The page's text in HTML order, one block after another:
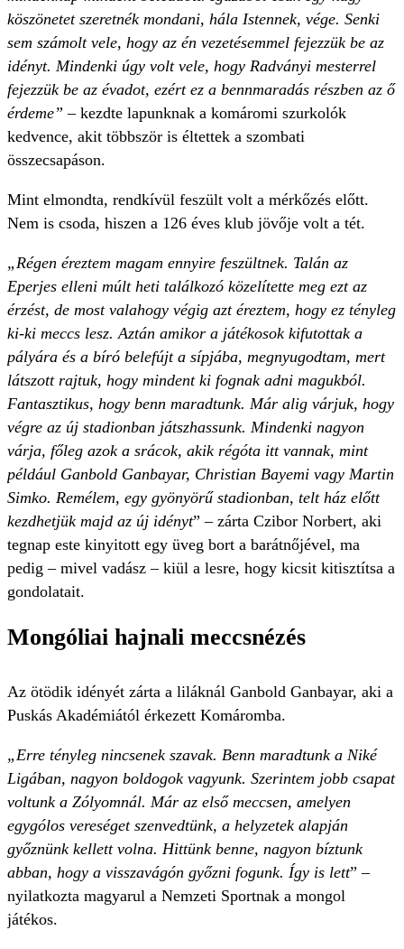
köszönetet szeretnék mondani, hála Istennek, vége. Senki
sem számolt vele, hogy az én vezetésemmel fejezzük be az
idényt. Mindenki úgy volt vele, hogy Radványi mesterrel
fejezzük be az évadot, ezért ez a bennmaradás részben az ő
érdeme” – kezdte lapunknak a komáromi szurkolók
kedvence, akit többször is éltettek a szombati
összecsapáson.
Mint elmondta, rendkívül feszült volt a mérkőzés előtt.
Nem is csoda, hiszen a 126 éves klub jövője volt a tét.
„Régen éreztem magam ennyire feszültnek. Talán az
Eperjes elleni múlt heti találkozó közelítette meg ezt az
érzést, de most valahogy végig azt éreztem, hogy ez tényleg
ki-ki meccs lesz. Aztán amikor a játékosok kifutottak a
pályára és a bíró belefújt a sípjába, megnyugodtam, mert
látszott rajtuk, hogy mindent ki fognak adni magukból.
Fantasztikus, hogy benn maradtunk. Már alig várjuk, hogy
végre az új stadionban játszhassunk. Mindenki nagyon
várja, főleg azok a srácok, akik régóta itt vannak, mint
például Ganbold Ganbayar, Christian Bayemi vagy Martin
Simko. Remélem, egy gyönyörű stadionban, telt ház előtt
kezdhetjük majd az új idényt” – zárta Czibor Norbert, aki
tegnap este kinyitott egy üveg bort a barátnőjével, ma
pedig – mivel vadász – kiül a lesre, hogy kicsit kitisztítsa a
gondolatait.
Mongóliai hajnali meccsnézés
Az ötödik idényét zárta a liláknál Ganbold Ganbayar, aki a
Puskás Akadémiától érkezett Komáromba.
„Erre tényleg nincsenek szavak. Benn maradtunk a Niké
Ligában, nagyon boldogok vagyunk. Szerintem jobb csapat
voltunk a Zólyomnál. Már az első meccsen, amelyen
egygólos vereséget szenvedtünk, a helyzetek alapján
győznünk kellett volna. Hittünk benne, nagyon bíztunk
abban, hogy a visszavágón győzni fogunk. Így is lett” –
nyilatkozta magyarul a Nemzeti Sportnak a mongol
játékos.